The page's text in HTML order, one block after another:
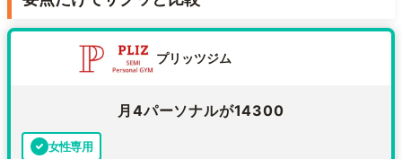
プリッツジム
月4パーソナルが14300
女性専用